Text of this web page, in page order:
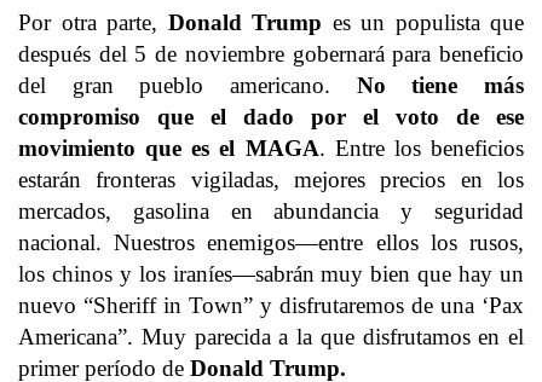
Por otra parte, Donald Trump es un populista que
después del 5 de noviembre gobernará para beneficio
del gran pueblo americano. No tiene más
compromiso que el dado por el voto de ese
movimiento que es el MAGA. Entre los beneficios
estarán fronteras vigiladas, mejores precios en los
mercados, gasolina en abundancia y seguridad
nacional. Nuestros enemigos—entre ellos los rusos,
los chinos y los iraníes—sabrán muy bien que hay un
nuevo “Sheriff in Town” y disfrutaremos de una ‘Pax
Americana”. Muy parecida a la que disfrutamos en el
primer período de Donald Trump.